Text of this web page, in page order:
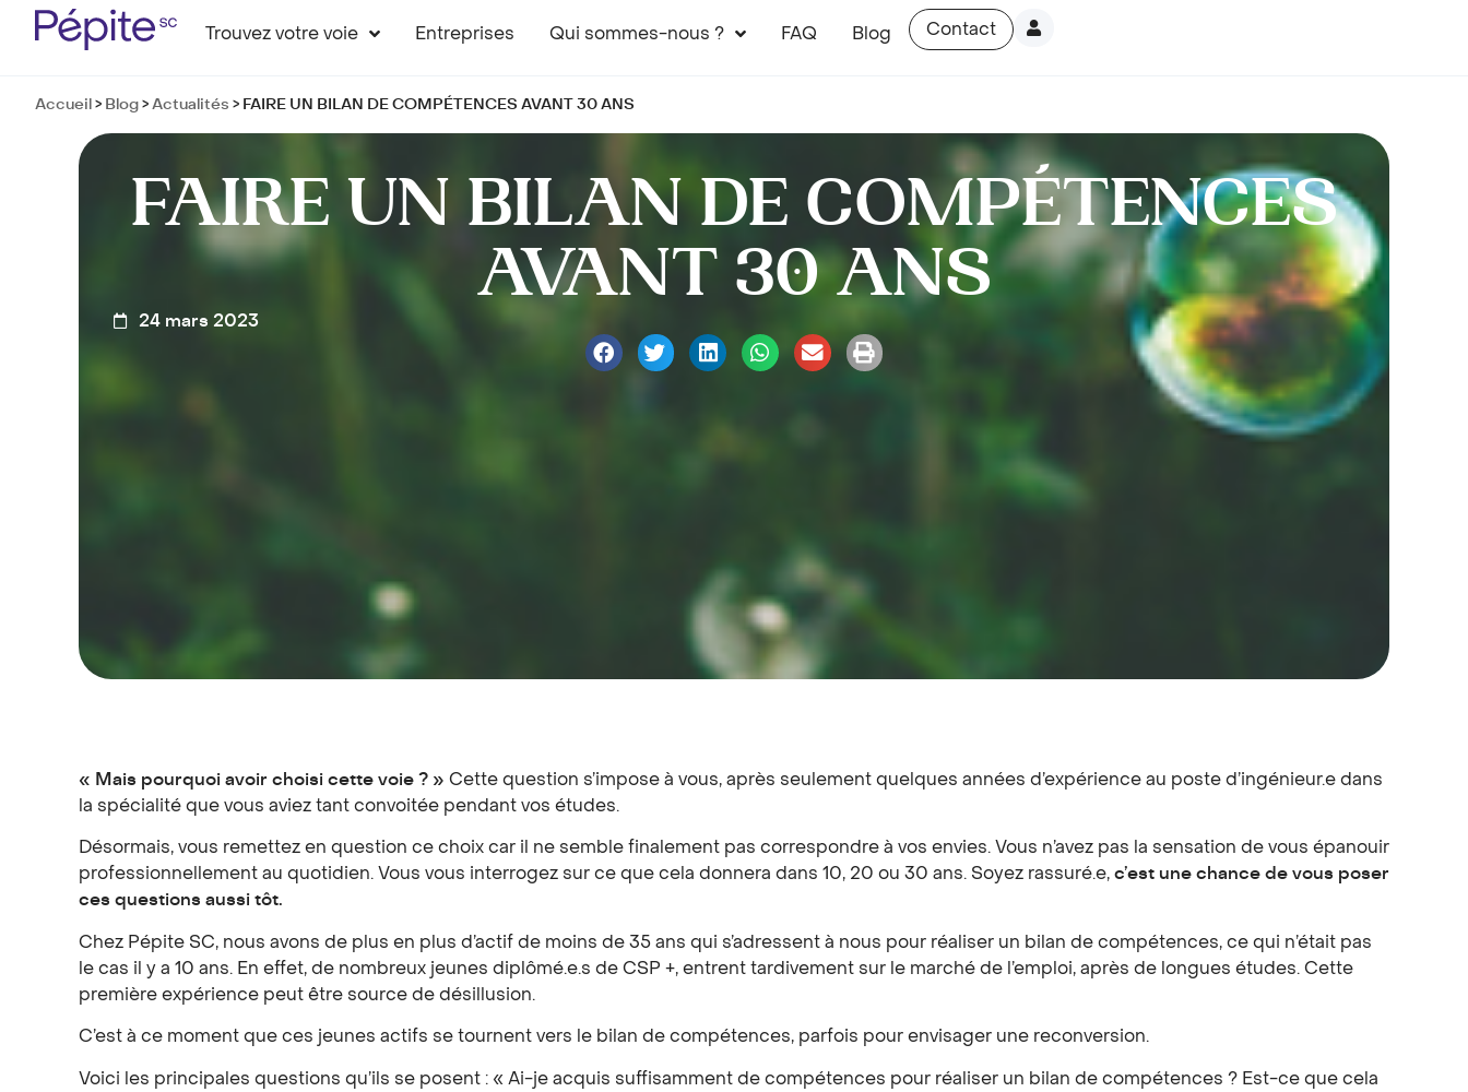
Trouvez votre voie Entreprises Qui sommes-nous ? FAQ Blog Contact
Accueil> Blog>Actualités > FAIRE UN BILAN DE COMPÉTENCES AVANT 30 ANS
FAIRE UN BILAN DE COMPÉTENCES
AVANT 30 ANS
24 mars 2023
« Mais pourquoi avoir choisi cette voie ? » Cette question s’impose à vous, après seulement quelques années d’expérience au poste d’ingénieur.e dans
la spécialité que vous aviez tant convoitée pendant vos études.
Désormais, vous remettez en question ce choix car il ne semble finalement pas correspondre à vos envies. Vous n’avez pas la sensation de vous épanouir
professionnellement au quotidien. Vous vous interrogez sur ce que cela donnera dans 10, 20 ou 30 ans. Soyez rassuré.e, c’est une chance de vous poser
ces questions aussi tôt.
Chez Pépite SC, nous avons de plus en plus d’actif de moins de 35 ans qui s’adressent à nous pour réaliser un bilan de compétences, ce qui n’était pas
le cas il y a 10 ans. En effet, de nombreux jeunes diplômé.e.s de CSP +, entrent tardivement sur le marché de l’emploi, après de longues études. Cette
première expérience peut être source de désillusion.
C’est à ce moment que ces jeunes actifs se tournent vers le bilan de compétences, parfois pour envisager une reconversion.
Voici les principales questions qu’ils se posent : « Ai-je acquis suffisamment de compétences pour réaliser un bilan de compétences ? Est-ce que cela